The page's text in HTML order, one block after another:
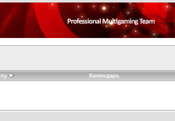
Календарь